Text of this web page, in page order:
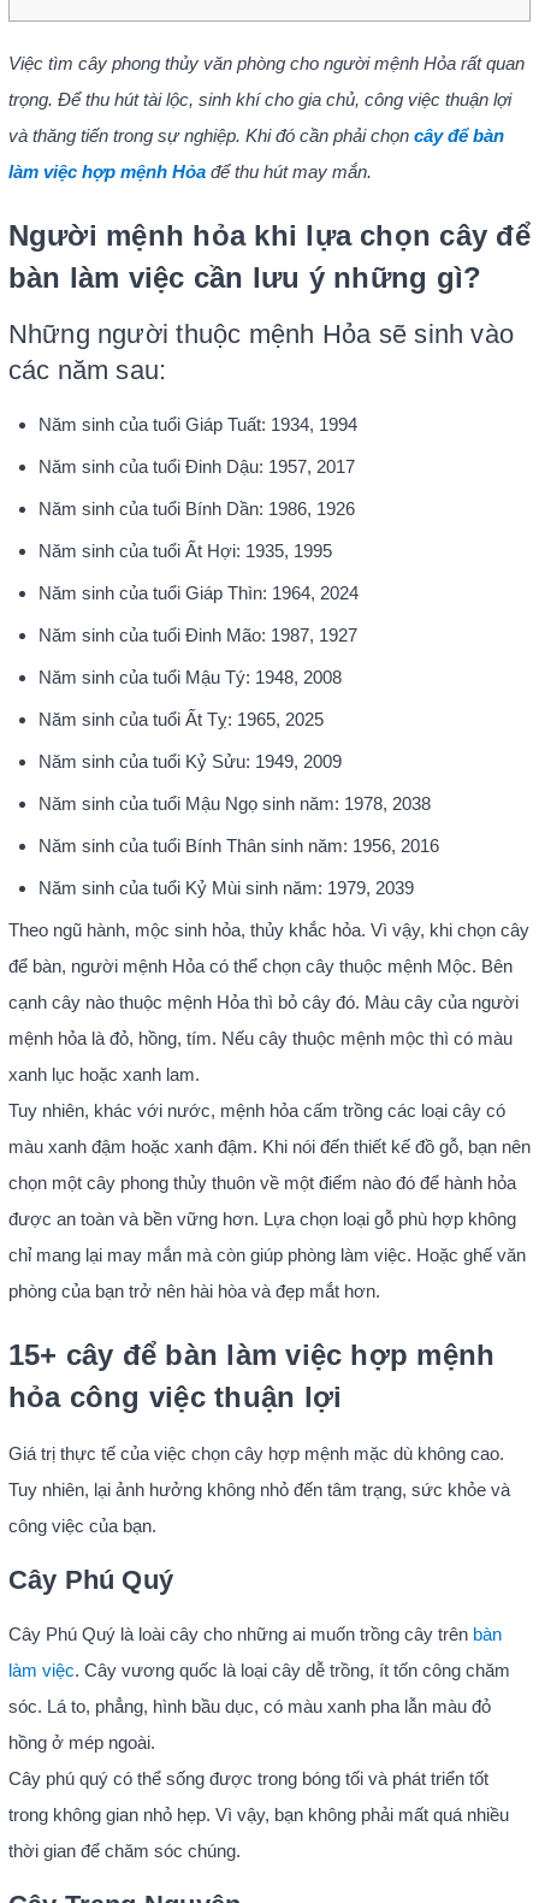
Việc tìm cây phong thủy văn phòng cho người mệnh Hỏa rất quan
trọng. Để thu hút tài lộc, sinh khí cho gia chủ, công việc thuận lợi
và thăng tiến trong sự nghiệp. Khi đó cần phải chọn cây để bàn
làm việc hợp mệnh Hỏađể thu hút may mắn.
Người mệnh hỏa khi lựa chọn cây để
bàn làm việc cần lưu ý những gì?
Những người thuộc mệnh Hỏa sẽ sinh vào
các năm sau:
Năm sinh của tuổi Giáp Tuất: 1934, 1994
Năm sinh của tuổi Đinh Dậu: 1957, 2017
Năm sinh của tuổi Bính Dần: 1986, 1926
Năm sinh của tuổi Ất Hợi: 1935, 1995
Năm sinh của tuổi Giáp Thìn: 1964, 2024
Năm sinh của tuổi Đinh Mão: 1987, 1927
Năm sinh của tuổi Mậu Tý: 1948, 2008
Năm sinh của tuổi Ất Tỵ: 1965, 2025
Năm sinh của tuổi Kỷ Sửu: 1949, 2009
Năm sinh của tuổi Mậu Ngọ sinh năm: 1978, 2038
Năm sinh của tuổi Bính Thân sinh năm: 1956, 2016
Năm sinh của tuổi Kỷ Mùi sinh năm: 1979, 2039
Theo ngũ hành, mộc sinh hỏa, thủy khắc hỏa. Vì vậy, khi chọn cây
để bàn, người mệnh Hỏa có thể chọn cây thuộc mệnh Mộc. Bên
cạnh cây nào thuộc mệnh Hỏa thì bỏ cây đó. Màu cây của người
mệnh hỏa là đỏ, hồng, tím. Nếu cây thuộc mệnh mộc thì có màu
xanh lục hoặc xanh lam.
Tuy nhiên, khác với nước, mệnh hỏa cấm trồng các loại cây có
màu xanh đậm hoặc xanh đậm. Khi nói đến thiết kế đồ gỗ, bạn nên
chọn một cây phong thủy thuôn về một điểm nào đó để hành hỏa
được an toàn và bền vững hơn. Lựa chọn loại gỗ phù hợp không
chỉ mang lại may mắn mà còn giúp phòng làm việc. Hoặc ghế văn
phòng của bạn trở nên hài hòa và đẹp mắt hơn.
15+ cây để bàn làm việc hợp mệnh
hỏa công việc thuận lợi
Giá trị thực tế của việc chọn cây hợp mệnh mặc dù không cao.
Tuy nhiên, lại ảnh hưởng không nhỏ đến tâm trạng, sức khỏe và
công việc của bạn.
Cây Phú Quý
Cây Phú Quý là loài cây cho những ai muốn trồng cây trên bàn
làm việc. Cây vương quốc là loại cây dễ trồng, ít tốn công chăm
sóc. Lá to, phẳng, hình bầu dục, có màu xanh pha lẫn màu đỏ
hồng ở mép ngoài.
Cây phú quý có thể sống được trong bóng tối và phát triển tốt
trong không gian nhỏ hẹp. Vì vậy, bạn không phải mất quá nhiều
thời gian để chăm sóc chúng.